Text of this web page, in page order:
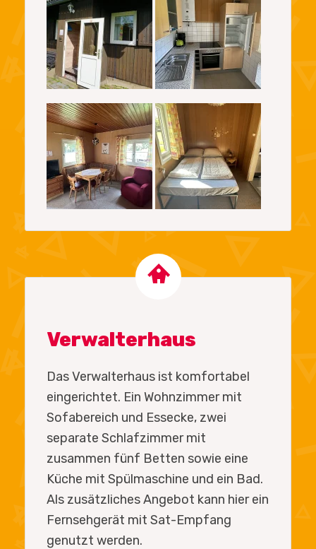
Verwalterhaus
Das Verwalterhaus ist komfortabel
eingerichtet. Ein Wohnzimmer mit
Sofabereich und Essecke, zwei
separate Schlafzimmer mit
zusammen fünf Betten sowie eine
Küche mit Spülmaschine und ein Bad.
Als zusätzliches Angebot kann hier ein
Fernsehgerät mit Sat-Empfang
genutzt werden.